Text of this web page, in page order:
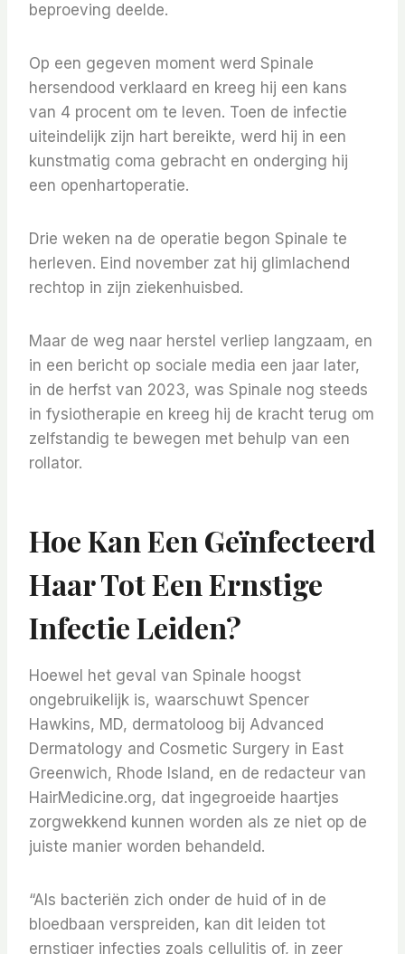
beproeving deelde.
Op een gegeven moment werd Spinale
hersendood verklaard en kreeg hij een kans
van 4 procent om te leven. Toen de infectie
uiteindelijk zijn hart bereikte, werd hij in een
kunstmatig coma gebracht en onderging hij
een openhartoperatie.
Drie weken na de operatie begon Spinale te
herleven. Eind november zat hij glimlachend
rechtop in zijn ziekenhuisbed.
Maar de weg naar herstel verliep langzaam, en
in een bericht op sociale media een jaar later,
in de herfst van 2023, was Spinale nog steeds
in fysiotherapie en kreeg hij de kracht terug om
zelfstandig te bewegen met behulp van een
rollator.
Hoe Kan Een Geïnfecteerd
Haar Tot Een Ernstige
Infectie Leiden?
Hoewel het geval van Spinale hoogst
ongebruikelijk is, waarschuwt Spencer
Hawkins, MD, dermatoloog bij Advanced
Dermatology and Cosmetic Surgery in East
Greenwich, Rhode Island, en de redacteur van
HairMedicine.org, dat ingegroeide haartjes
zorgwekkend kunnen worden als ze niet op de
juiste manier worden behandeld.
“Als bacteriën zich onder de huid of in de
bloedbaan verspreiden, kan dit leiden tot
ernstiger infecties zoals cellulitis of, in zeer